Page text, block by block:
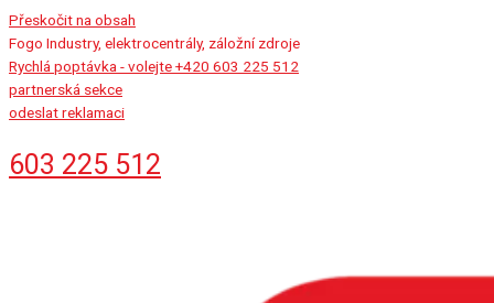
Přeskočit na obsah
Fogo Industry, elektrocentrály, záložní zdroje
Rychlá poptávka - volejte +420 603 225 512
partnerská sekce
odeslat reklamaci
603 225 512